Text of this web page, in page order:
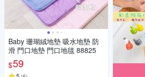
Baby 珊瑚絨地墊 吸水地墊 防
滑 門口地墊 門口地毯 88825
$59